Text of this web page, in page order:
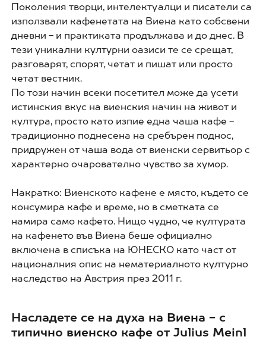
Поколения творци, интелектуалци и писатели са
използвали кафенетата на Виена като собсвени
дневни - и практиката продължава и до днес. В
тези уникални културни оазиси те се срещат,
разговарят, спорят, четат и пишат или просто
четат вестник.
По този начин всеки посетител може да усети
истинския вкус на виенския начин на живот и
култура, просто като изпие една чаша кафе -
традиционно поднесена на сребърен поднос,
придружен от чаша вода от виенски сервитьор с
характерно очарователно чувство за хумор.
Накратко: Виенското кафене е място, където се
консумира кафе и време, но в сметката се
намира само кафето. Нищо чудно, че културата
на кафенето във Виена беше официално
включена в списъка на ЮНЕСКО като част от
националния опис на нематериалното културно
наследство на Австрия през 2011 г.
Насладете се на духа на Виена - с
типично виенско кафе от Julius Meinl